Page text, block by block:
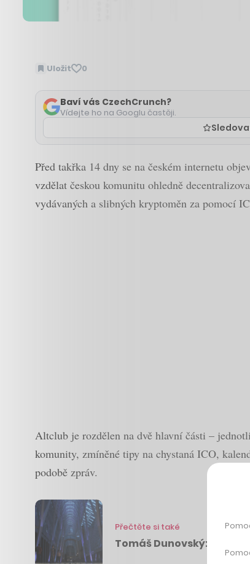
Uložit 0
Baví vás CzechCrunch?
Vídejte ho na Googlu častěji.
Před takřka 14 dny se na českém internetu
vzdělat českou komunitu ohledně
vydávaných a slibných kryptoměn za pomocí
Altclub je rozdělen na dvě hlavní části –
komunity, zmíněné tipy na chystaná ICO,
podobě zpráv.
Přečtěte si také
Tomáš Dunovský: kam